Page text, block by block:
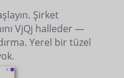
Şirket
VjQj halleder —
Yerel bir tüzel